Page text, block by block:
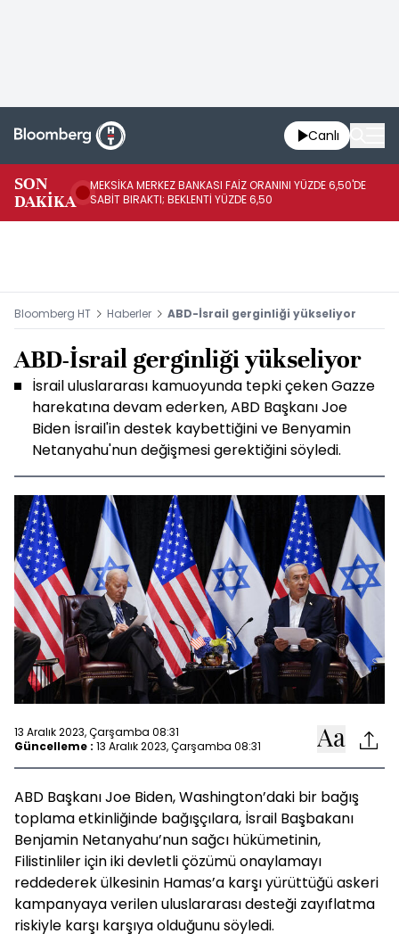
Canlı
SON
DAKİKA
MEKSİKA MERKEZ BANKASI FAİZ ORANINI YÜZDE 6,50'DE
SABİT BIRAKTI; BEKLENTİ YÜZDE 6,50
Bloomberg HT Haberler ABD-İsrail gerginliği yükseliyor
ABD-İsrail gerginliği yükseliyor
İsrail uluslararası kamuoyunda tepki çeken Gazze
harekatına devam ederken, ABD Başkanı Joe
Biden İsrail'in destek kaybettiğini ve Benyamin
Netanyahu'nun değişmesi gerektiğini söyledi.
13 Aralık 2023, Çarşamba 08:31
Güncelleme : 13 Aralık 2023, Çarşamba 08:31
ABD Başkanı Joe Biden, Washington’daki bir bağış
toplama etkinliğinde bağışçılara, İsrail Başbakanı
Benjamin Netanyahu’nun sağcı hükümetinin,
Filistinliler için iki devletli çözümü onaylamayı
reddederek ülkesinin Hamas’a karşı yürüttüğü askeri
kampanyaya verilen uluslararası desteği zayıflatma
riskiyle karşı karşıya olduğunu söyledi.